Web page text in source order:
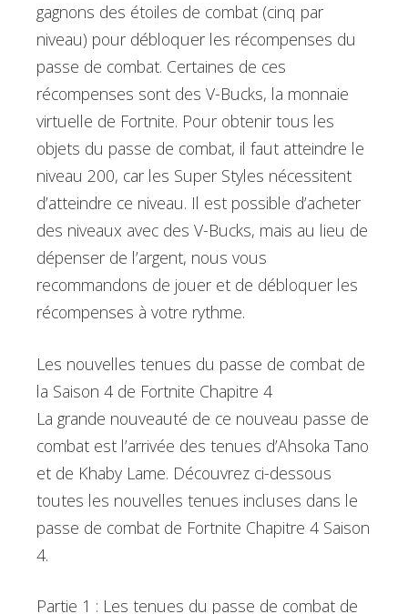
gagnons des étoiles de combat (cinq par
niveau) pour débloquer les récompenses du
passe de combat. Certaines de ces
récompenses sont des V-Bucks, la monnaie
virtuelle de Fortnite. Pour obtenir tous les
objets du passe de combat, il faut atteindre le
niveau 200, car les Super Styles nécessitent
d’atteindre ce niveau. Il est possible d’acheter
des niveaux avec des V-Bucks, mais au lieu de
dépenser de l’argent, nous vous
recommandons de jouer et de débloquer les
récompenses à votre rythme.
Les nouvelles tenues du passe de combat de
la Saison 4 de Fortnite Chapitre 4
La grande nouveauté de ce nouveau passe de
combat est l’arrivée des tenues d’Ahsoka Tano
et de Khaby Lame. Découvrez ci-dessous
toutes les nouvelles tenues incluses dans le
passe de combat de Fortnite Chapitre 4 Saison
4.
Partie 1 : Les tenues du passe de combat de